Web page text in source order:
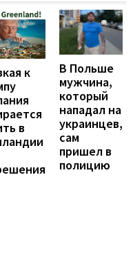
к
в
В Польше
мужчина,
который
нападал на
украинцев,
сам
пришел в
полицию